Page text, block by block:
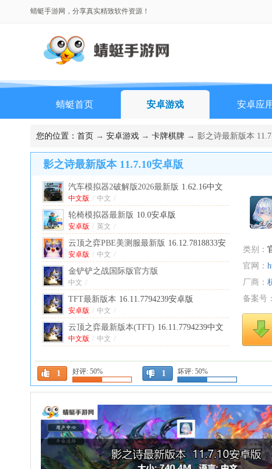
蜻蜓手游网，分享真实精致软件资源！
蜻蜓首页 安卓游戏 安卓应用
您的位置： 首页 → 安卓游戏 → 卡牌棋牌 → 影之诗最新版本
影之诗最新版本 11.7.10安卓版
类别：
官网：
厂商：
备案号：
1 好评: 50% 1 坏评: 50%
汽车模拟器2破解版2026最新版 1.62.16中文
版
中文版 / 中文 /
轮椅模拟器最新版 10.0安卓版
安卓版 / 英文 /
云顶之弈PBE美测服最新版 16.12.7818833安
卓版
安卓版 / 中文 /
金铲铲之战国际版官方版
(TFT)
中文 /
TFT最新版本 16.11.7794239安卓版
安卓版 / 中文 /
云顶之弈最新版本(TFT) 16.11.7794239中文
版
中文版 / 中文 /
(TFT)
16.11.7794239安卓版
安卓版 / 中文
糖葫芦达人小游戏(Tanghulu Master) 1.207.0
安卓版
安卓版 / 中文 /
汽车模拟器2MOD作弊菜单 1.62.16安卓版
安卓版 / 中文 /
我的孩子新的开始汉化版2026 1.0.027安卓
版
安卓版 / 中文 /